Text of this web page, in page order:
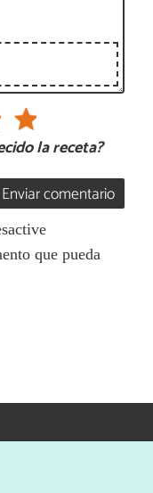
la receta?
Enviar comentario
que pueda